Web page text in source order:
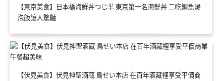
【東京美食】日本橋海鮮丼つじ半 東京第一名海鮮丼 二吃鯛魚湯
泡飯讓人驚豔
【伏見美食】伏見神聖酒蔵 鳥せい本店 在百年酒藏裡享受平價商